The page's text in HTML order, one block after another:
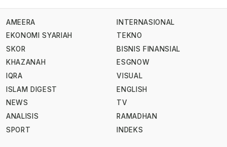
AMEERA
EKONOMI SYARIAH
SKOR
KHAZANAH
IQRA
ISLAM DIGEST
NEWS
ANALISIS
SPORT
INTERNASIONAL
TEKNO
BISNIS FINANSIAL
ESGNOW
VISUAL
ENGLISH
TV
RAMADHAN
INDEKS